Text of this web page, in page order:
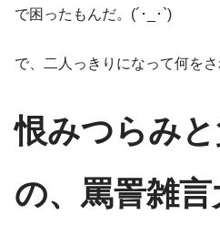
で困ったもんだ。(´･_･`)
で、二人っきりになって何を
恨みつらみ
の、罵詈雑